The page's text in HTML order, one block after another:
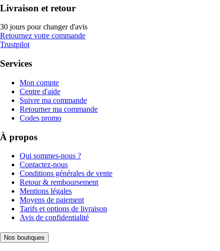
Livraison et retour
30 jours pour changer d'avis
Retournez votre commande
Trustpilot
Services
Mon compte
Centre d'aide
Suivre ma commande
Retourner ma commande
Codes promo
À propos
Qui sommes-nous ?
Contactez-nous
Conditions générales de vente
Retour & remboursement
Mentions légales
Moyens de paiement
Tarifs et options de livraison
Avis de confidentialité
Nos boutiques